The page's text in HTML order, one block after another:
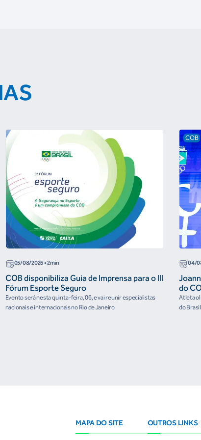
05/08/2026• 2min
COB disponibiliza Guia de Imprensa para o III
Fórum Esporte Seguro
Evento será nesta quinta-feira, 06, e vai reunir especialistas
nacionais e internacionais no Rio de Janeiro
COB
04/
do
Atleta
do
MAPA DO SITE OUTROS LINKS